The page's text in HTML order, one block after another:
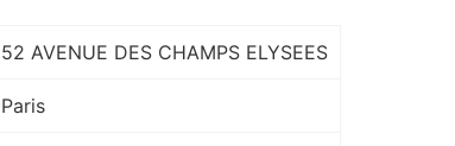
52 AVENUE DES CHAMPS ELYSEES
Paris